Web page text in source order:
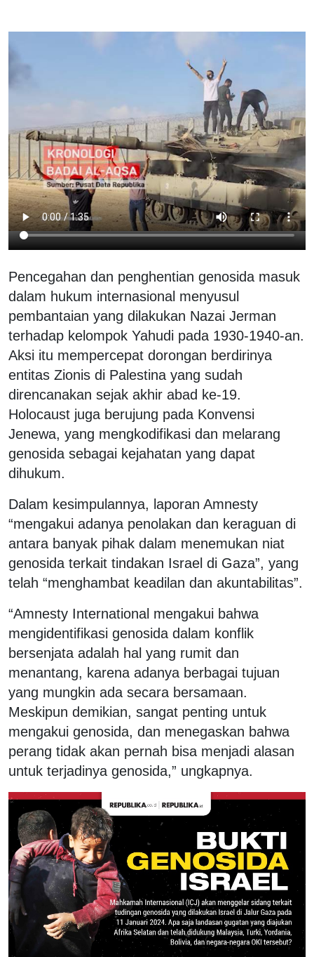
Pencegahan dan penghentian genosida masuk
dalam hukum internasional menyusul
pembantaian yang dilakukan Nazai Jerman
terhadap kelompok Yahudi pada 1930-1940-an.
Aksi itu mempercepat dorongan berdirinya
entitas Zionis di Palestina yang sudah
direncanakan sejak akhir abad ke-19.
Holocaust juga berujung pada Konvensi
Jenewa, yang mengkodifikasi dan melarang
genosida sebagai kejahatan yang dapat
dihukum.
Dalam kesimpulannya, laporan Amnesty
“mengakui adanya penolakan dan keraguan di
antara banyak pihak dalam menemukan niat
genosida terkait tindakan Israel di Gaza”, yang
telah “menghambat keadilan dan akuntabilitas”.
“Amnesty International mengakui bahwa
mengidentifikasi genosida dalam konflik
bersenjata adalah hal yang rumit dan
menantang, karena adanya berbagai tujuan
yang mungkin ada secara bersamaan.
Meskipun demikian, sangat penting untuk
mengakui genosida, dan menegaskan bahwa
perang tidak akan pernah bisa menjadi alasan
untuk terjadinya genosida,” ungkapnya.